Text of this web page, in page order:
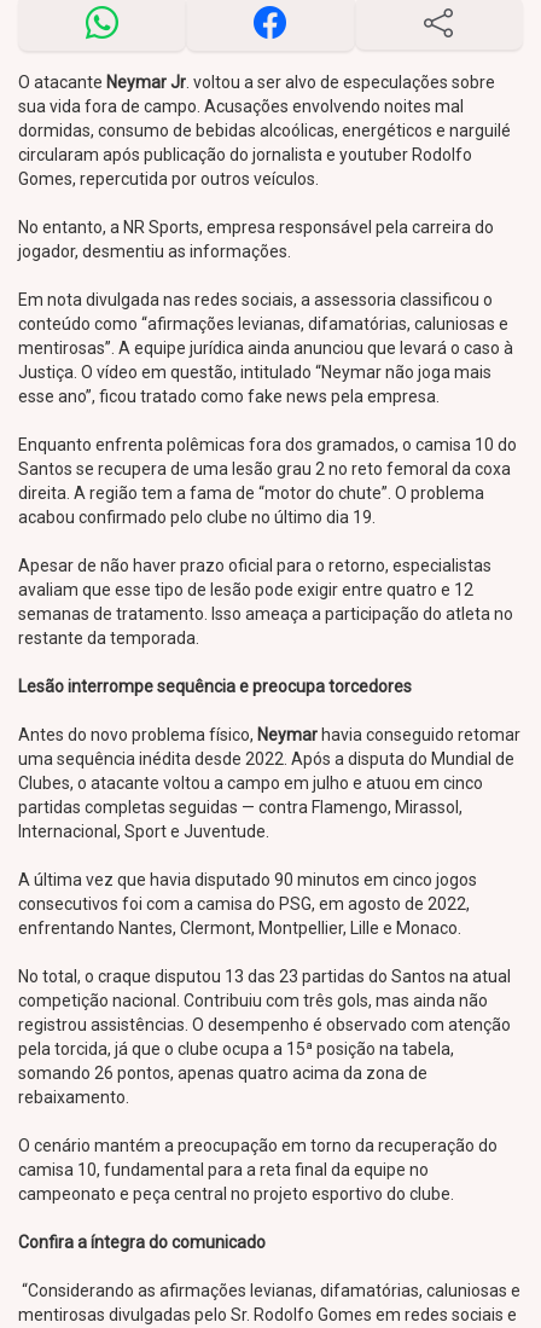
O atacante Neymar Jr . voltou a ser alvo de especulações sobre
sua vida fora de campo. Acusações envolvendo noites mal
dormidas, consumo de bebidas alcoólicas, energéticos e narguilé
circularam após publicação do jornalista e youtuber Rodolfo
Gomes, repercutida por outros veículos.
No entanto, a NR Sports, empresa responsável pela carreira do
jogador, desmentiu as informações.
Em nota divulgada nas redes sociais, a assessoria classificou o
conteúdo como “afirmações levianas, difamatórias, caluniosas e
mentirosas”. A equipe jurídica ainda anunciou que levará o caso à
Justiça. O vídeo em questão, intitulado “Neymar não joga mais
esse ano”, ficou tratado como fake news pela empresa.
Enquanto enfrenta polêmicas fora dos gramados, o camisa 10 do
Santos se recupera de uma lesão grau 2 no reto femoral da coxa
direita. A região tem a fama de “motor do chute”. O problema
acabou confirmado pelo clube no último dia 19.
Apesar de não haver prazo oficial para o retorno, especialistas
avaliam que esse tipo de lesão pode exigir entre quatro e 12
semanas de tratamento. Isso ameaça a participação do atleta no
restante da temporada.
Lesão interrompe sequência e preocupa torcedores
Antes do novo problema físico, Neymar havia conseguido retomar
uma sequência inédita desde 2022. Após a disputa do Mundial de
Clubes, o atacante voltou a campo em julho e atuou em cinco
partidas completas seguidas — contra Flamengo, Mirassol,
Internacional, Sport e Juventude.
A última vez que havia disputado 90 minutos em cinco jogos
consecutivos foi com a camisa do PSG, em agosto de 2022,
enfrentando Nantes, Clermont, Montpellier, Lille e Monaco.
No total, o craque disputou 13 das 23 partidas do Santos na atual
competição nacional. Contribuiu com três gols, mas ainda não
registrou assistências. O desempenho é observado com atenção
pela torcida, já que o clube ocupa a 15ª posição na tabela,
somando 26 pontos, apenas quatro acima da zona de
rebaixamento.
O cenário mantém a preocupação em torno da recuperação do
camisa 10, fundamental para a reta final da equipe no
campeonato e peça central no projeto esportivo do clube.
Confira a íntegra do comunicado
“Considerando as afirmações levianas, difamatórias, caluniosas e
mentirosas divulgadas pelo Sr. Rodolfo Gomes em redes sociais e